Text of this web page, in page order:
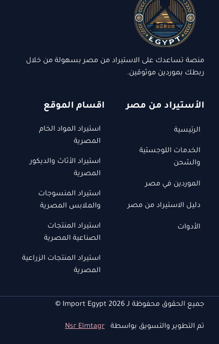
منصة تساعدك على الاستيراد من مصر بسهولة من خلال
ربطك بموردين موثوقين.
الأستيراد من مصر
الرئيسية
الخدمات اللوجستية
والشحن
الموردين في مصر
دليل الاستيراد من مصر
الأدوات
اقسام الموقع
استيراد المواد الخام
المصرية
استيراد الأثاث والديكور
المصرية
استيراد المنسوجات
والملابس المصرية
استيراد المنتجات
الصناعية المصرية
استيراد المنتجات الزراعية
المصرية
جميع الحقوق محفوظة لـ Import Egypt 2026 ©
تم التطوير والتسويق بواسطة Nsr Elmtagr